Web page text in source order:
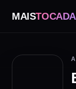
MAIS